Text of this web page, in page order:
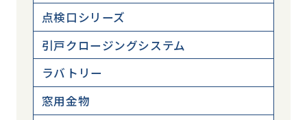
点検口シリーズ
引戸クロージングシステム
ラバトリー
窓用金物